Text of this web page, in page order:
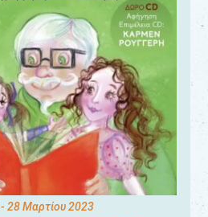
- 28 Μαρτίου 2023